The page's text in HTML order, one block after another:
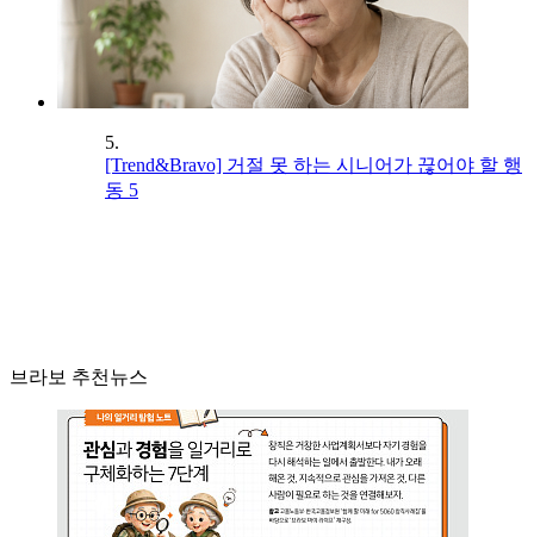
5.
[Trend&Bravo] 거절 못 하는 시니어가 끊어야 할 행
동 5
브라보 추천뉴스